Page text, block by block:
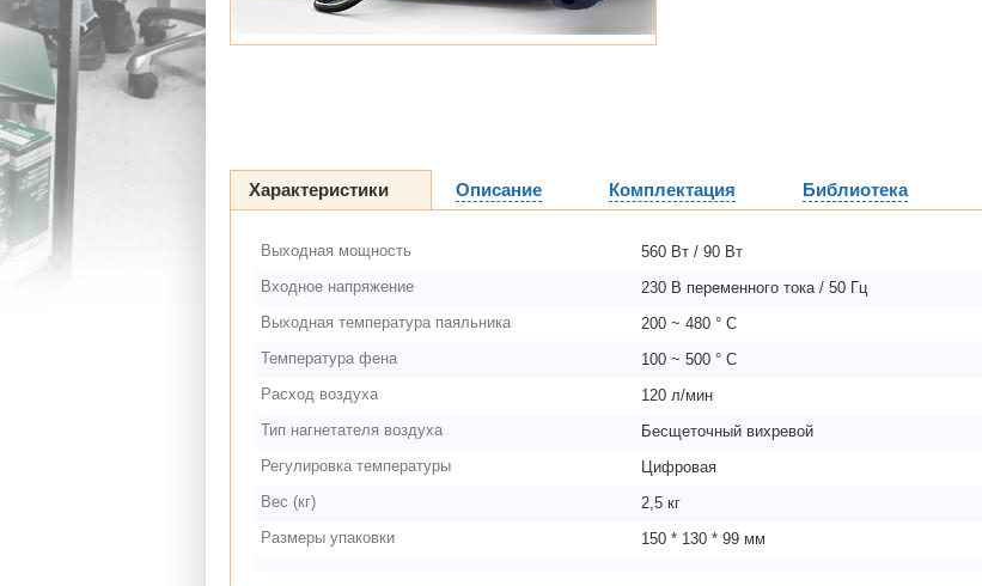
Характеристики Описание Комплектация Библиотека
Выходная мощность
560 Вт / 90 Вт
Входное напряжение
230 В переменного тока / 50 Гц
Выходная температура паяльника
200 ~ 480 ° C
Температура фена
100 ~ 500 ° C
Расход воздуха
120 л/мин
Тип нагнетателя воздуха
Бесщеточный вихревой
Регулировка температуры
Цифровая
Вес (кг)
2,5 кг
Размеры упаковки
150 * 130 * 99 мм